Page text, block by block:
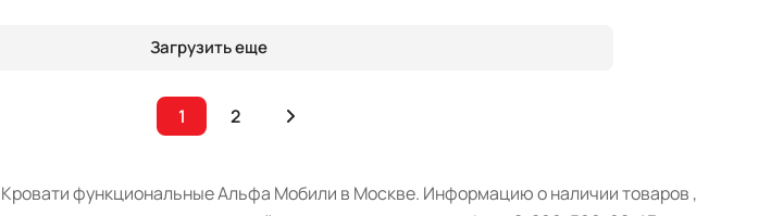
Загрузить еще
1 2
Кровати функциональные Альфа Мобили в Москве. Информацию о наличии товаров ,